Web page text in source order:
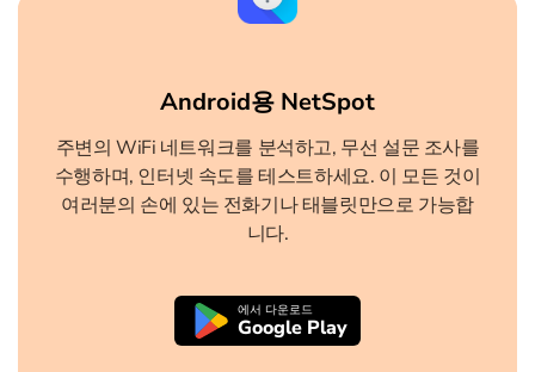
Android용 NetSpot
주변의 WiFi 네트워크를 분석하고, 무선 설문 조사를
수행하며, 인터넷 속도를 테스트하세요. 이 모든 것이
여러분의 손에 있는 전화기나 태블릿만으로 가능합
니다.
에서 다운로드
Google Play